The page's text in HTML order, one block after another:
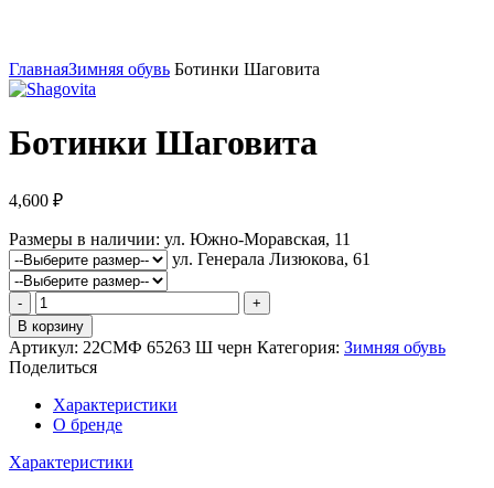
ГлавнаяЗимняя обувь Ботинки Шаговита
Ботинки Шаговита
4,600 ₽
Размеры в наличии: ул. Южно-Моравская, 11
ул. Генерала Лизюкова, 61
Количество
товара
Ботинки
Шаговита
В корзину
Артикул: 22СМФ 65263 Ш черн Категория: Зимняя обувь
Поделиться
Характеристики
О бренде
Характеристики